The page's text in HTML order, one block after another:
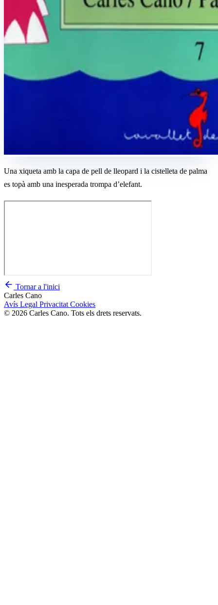
Una xiqueta amb la capa de pell de lleopard i la cistelleta de palma
es topà amb una inesperada trompa d’elefant.
Tornar a l'inici
Carles Cano
Avís Legal Privacitat Cookies
© 2026 Carles Cano. Tots els drets reservats.